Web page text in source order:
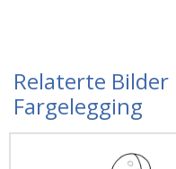
Relaterte Bilder
Fargelegging